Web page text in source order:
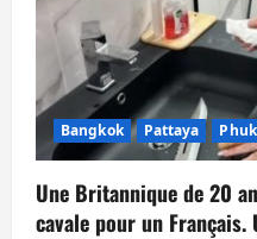
Bangkok Pattaya
Une Britannique de 20
cavale pour un Français.